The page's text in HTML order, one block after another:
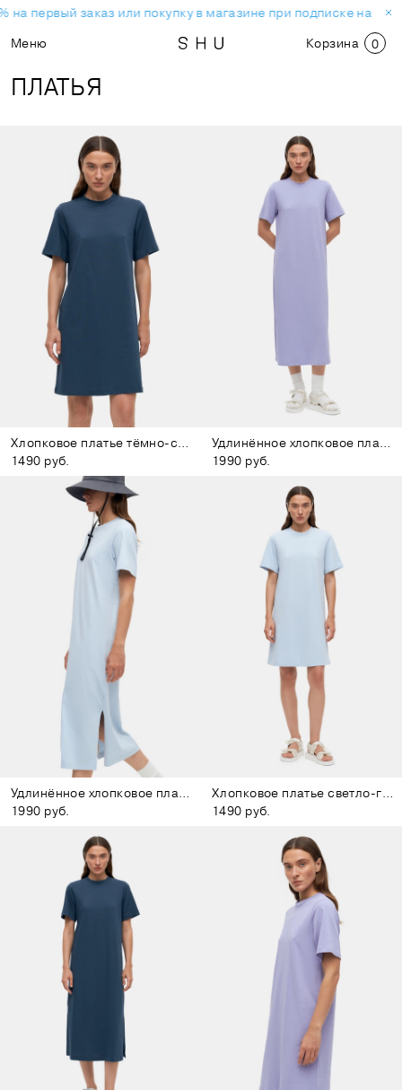
на первый заказ или покупку в магазине при подписке на
Меню
Корзина 0
ПЛАТЬЯ
Хлопковое платье тёмно-синее
1490 руб.
Удлинённое хлопковое платье лиловое
1990 руб.
Удлинённое хлопковое платье светло-голубое
1990 руб.
Хлопковое платье светло-голубое
1490 руб.